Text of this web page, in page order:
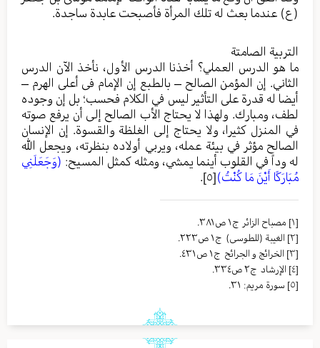
(ع) عندما بعث له تلك المرأة فأصبحت عابدة ساجدة.
التربية الصامتة
ما هو الدرس العملي؟ أخذنا الدرس الأول، نأخذ الآن الدرس
الثاني. إن المؤمن الصالح – بالطبع إن الإمام فى أعلى الهرم –
أيضا له قدرة على التأثير ليس في الكلام فحسب؛ بل إن وجوده
لطف، ومبارك. ولهذا لا يحتاج الأب الصالح إلى أن يرفع صوته
في المنزل كثيرا، ولا يحتاج إلى الغلظة والقسوة. إن الإنسان
الصالح مؤثر في بيئة عمله، ويربي أولاده بنظرته، ويجعل الله
له وداً في القلوب أينما يمشي، ومثله كمثل المسيح: (وَجَعَلَنِي
مُبَارَكًا أَيْنَ مَا كُنْتُ)[٥] .
[١]
مصباح الزائر ج١ ص٣٨١.
[٢]
الغيبة (للطوسی) ج١ ص٢٢٣.
[٣]
الخرائج و الجرائح ج١ ص٤٣١.
[٤]
الإرشاد ج٢ ص٣٣٤.
[٥]
سورة مريم: ٣١.